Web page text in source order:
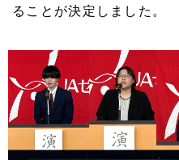
ることが決定しました。